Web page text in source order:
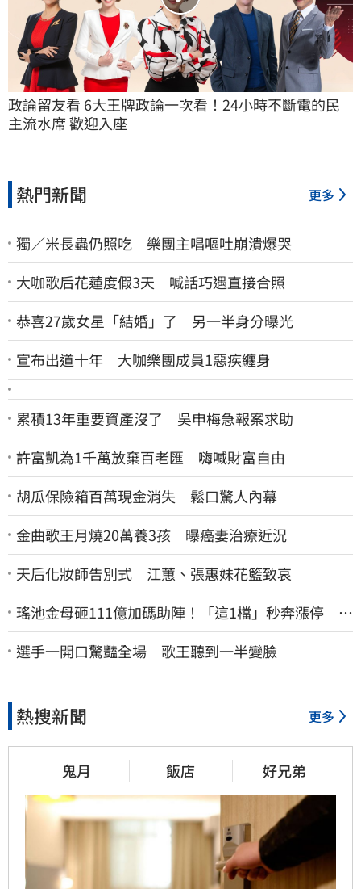
政論留友看 6大王牌政論一次看！24小時不斷電的民
主流水席 歡迎入座
熱門新聞 更多
獨／米長蟲仍照吃 樂團主唱嘔吐崩潰爆哭
大咖歌后花蓮度假3天 喊話巧遇直接合照
恭喜27歲女星「結婚」了 另一半身分曝光
宣布出道十年 大咖樂團成員1惡疾纏身
累積13年重要資產沒了 吳申梅急報案求助
許富凱為1千萬放棄百老匯 嗨喊財富自由
胡瓜保險箱百萬現金消失 鬆口驚人內幕
金曲歌王月燒20萬養3孩 曝癌妻治療近況
天后化妝師告別式 江蕙、張惠妹花籃致哀
瑤池金母砸111億加碼助陣！「這1檔」秒奔漲停 帶
領散熱雙雄點火
選手一開口驚豔全場 歌王聽到一半變臉
熱搜新聞 更多
鬼月 飯店 好兄弟